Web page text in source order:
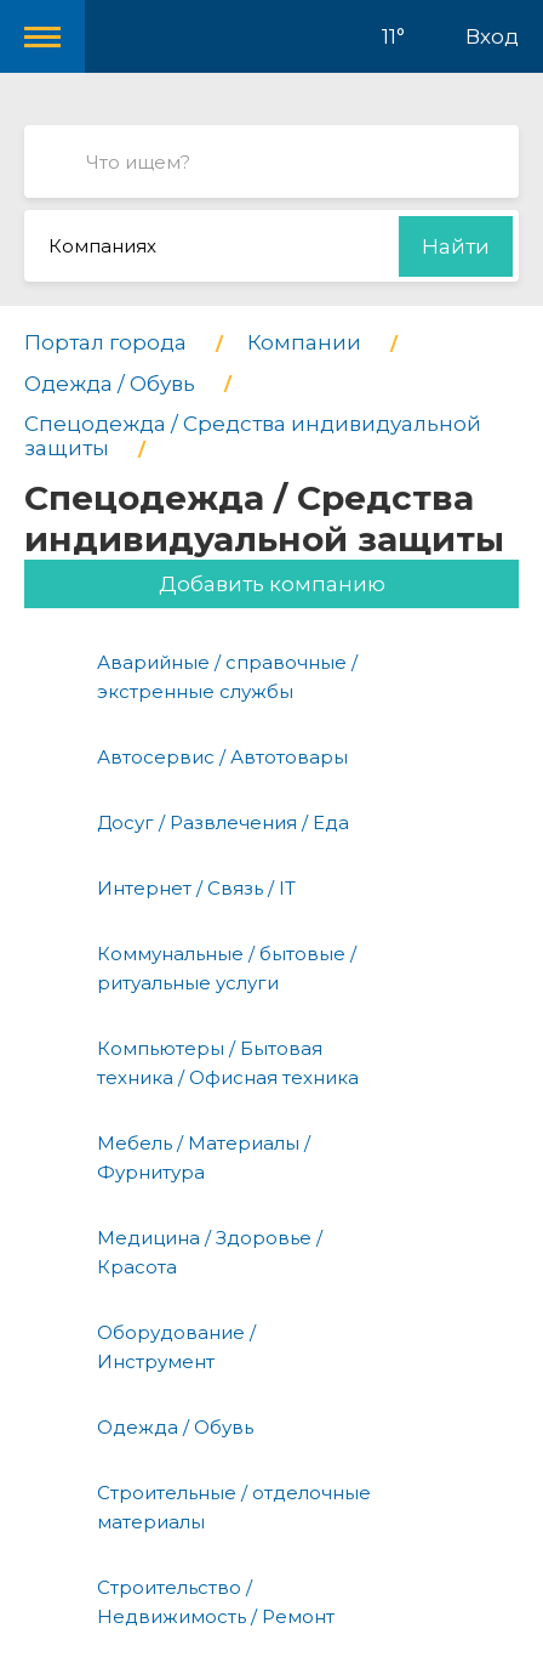
11° Вход
Компаниях Найти
Портал города
Компании
Одежда / Обувь
Спецодежда / Средства индивидуальной
защиты
Спецодежда / Средства
индивидуальной защиты
Добавить компанию
Аварийные / справочные /
экстренные службы
Автосервис / Автотовары
Досуг / Развлечения / Еда
Интернет / Связь / IT
Коммунальные / бытовые /
ритуальные услуги
Компьютеры / Бытовая
техника / Офисная техника
Мебель / Материалы /
Фурнитура
Медицина / Здоровье /
Красота
Оборудование /
Инструмент
Одежда / Обувь
Строительные / отделочные
материалы
Строительство /
Недвижимость / Ремонт